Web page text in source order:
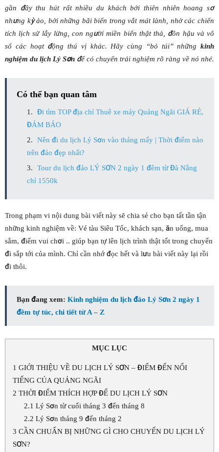
gần đây thu hút rất nhiều du khách bởi thiên nhiên hoang sơ
nhưng kỳ ảo, bởi những bãi biển trong vắt mát lành, nhờ các chiến
tích lịch sử lẫy lừng, con người miền biển thật thà, đôn hậu và vô
số các hoạt động thú vị khác. Hãy cùng “bỏ túi” những kinh
nghiệm du lịch Lý Sơn để có chuyến trải nghiệm rõ ràng về nó nhé.
Có thể bạn quan tâm
Đi tìm TOP địa chỉ Thuê xe máy Quảng Ngãi GIÁ RẺ,
ĐẢM BẢO
Nên đi du lịch Lý Sơn vào tháng mấy | Thời điểm nào
trên đảo đẹp nhất?
Tour du lịch đảo LÝ SƠN 2 ngày 1 đêm từ Đà Nẵng
chỉ 1550k
Trong phạm vi nội dung bài viết này sẽ chia sẻ cho bạn tất tần tận
những kinh nghiệm về: Vé tàu Siêu Tốc, khách sạn, ăn uống, mua
sắm, điểm vui chơi .. giúp bạn tự lên lịch trình thật tốt trong chuyến
đi sắp tới của mình. Chỉ cần nhớ đọc hết và lưu bài viết này lại rồi
đi thôi.
Bạn đang xem: Kinh nghiệm du lịch đảo Lý Sơn 2 ngày 1
đêm tự túc, chi tiết từ A – Z
MỤC LỤC
1 GIỚI THIỆU VỀ DU LỊCH LÝ SƠN – ĐIỂM ĐẾN NỔI
TIẾNG CỦA QUẢNG NGÃI
2 THỜI ĐIỂM THÍCH HỢP ĐỂ DU LỊCH LÝ SƠN
2.1 Lý Sơn từ cuối tháng 3 đến tháng 8
2.2 Lý Sơn tháng 9 đến tháng 2
3 CẦN CHUẨN BỊ NHỮNG GÌ CHO CHUYẾN DU LỊCH LÝ
SƠN?